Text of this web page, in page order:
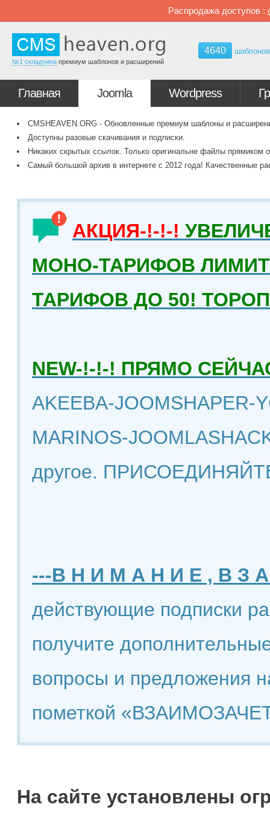
Распродажа доступов :
№1 складчина премиум шаблонов и расширений
4640 шаблонов
Главная Joomla Wordpress
CMSHEAVEN.ORG - Обновленные премиум шаблоны и
Доступны разовые скачивания и подписки.
Никаких скрытых ссылок. Только оригинальне файлы прямиком
Самый большой архив в интернете с 2012 года! Качественные
АКЦИЯ-!-!-!
МОНО-ТАРИФОВ
ТАРИФОВ ДО 50!
NEW-!-!-! ПРЯМО
AKEEBA-JOOMSHAPER-
MARINOS-
другое.
---В Н И М А Н И Е , В З
действующие подписки
получите
вопросы и предложения
пометкой
На сайте установлены